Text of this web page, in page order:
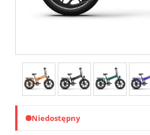
Niedostępny